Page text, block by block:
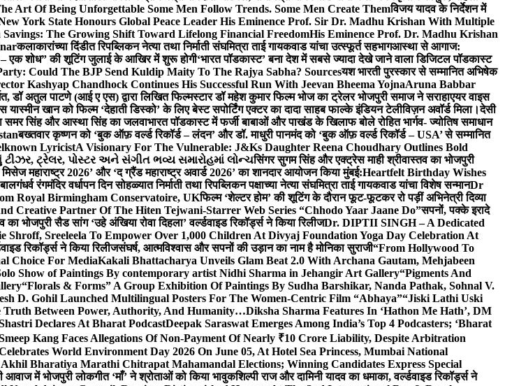
Art Of Being Unforgettable Some Men Follow Trends. Some Men Create Themविजय यादव के निर्देशन में
York State Honours Global Peace Leader His Eminence Prof. Sir Dr. Madhu Krishan With Multiple
The Growing Shift Toward Lifelong Financial FreedomHis Eminence Prof. Dr. Madhu Krishan
कलाकारांच्या दिंडीत रिपब्लिकन नेत्या तथा निर्माती संघमित्रा ताई गायकवाड यांचा उत्स्फूर्त सहभागआस्था से आगाज:
– एक शोध” की शूटिंग जुलाई के आखिर में शुरू होगी‘भारत पॉडकास्ट’ बना देश में सबसे ज्यादा देखे जाने वाला डिजिटल पॉडकास्ट
Could The BJP Send Kuldip Maity To The Rajya Sabha? Sourcesयश भारती पुरस्कार से सम्मानित अभिषेक
Kashyap Chandhock Continues His Successful Run With Jeevan Bheema YojnaAruna Babbar
डॉ अतुल पाटणे (आई ए एस) द्वारा लिखित फिल्मस्टार डॉ महेश कुमार फिल्म भोज का ट्रेलर भोजपुरी समाज ने सराहाएयर वाइस
यास्मीन खान को फिल्म ‘देहाती डिस्को’ के लिए बेस्ट सपोर्टिंग एक्टर का दादा साहब फाल्के इंडियन टेलीविज़न अवॉर्ड मिला।देसी
समर सिंह और आस्था सिंह का जलवाभारत पॉडकास्ट में फर्जी बाबाओं और पाखंड के खिलाफ बोले रोहित भार्गव- ज्योतिष समाधान
बख्तवार कृष्णन को ‘बुक ऑफ़ वर्ल्ड रिकॉर्ड – लंदन’ और डॉ. माधुरी पानमंद को ‘बुक ऑफ़ वर्ल्ड रिकॉर्ड – USA’ से सम्मानित
LyricistA Visionary For The Vulnerable: J&Ks Daughter Reena Choudhary Outlines Bold
ટ્રેલર, પોસ્ટર અને સંગીત ભવ્ય સમારોહમાં લોન્ચसिंगर सुगम सिंह और एक्ट्रेस माही श्रीवास्तव का भोजपुरी
महाराष्ट्र 2026’ और ‘द ग्रैंड महाराष्ट्र अवार्ड 2026’ का शानदार आयोजन किया मुंबई:Heartfelt Birthday Wishes
बालगंधर्व रंगमंदिर वर्धापन दिन सोहळ्यात निर्माती तथा रिपब्लिकन पक्षाच्या नेत्या संघमित्रा ताई गायकवाड यांचा विशेष सन्मानDr
Royal Birmingham Conservatoire, UKफिल्म ‘शेल्टर होम’ की शूटिंग के दौरान फूट-फूटकर रो पड़ीं अभिनेत्री दिव्या
Creative Partner Of The Hiten Tejwani-Starrer Web Series “Chhodo Yaar Jaane Do”सपनों, पक्के इरादे
भोजपुरी सैड सांग ‘उहे अंखिया रोवा दिहला’ वर्ल्डवाइड रिकॉर्ड्स ने किया रिलीजDr. DIPTII SINGH – A Dedicated
Shroff, Sreeleela To Empower Over 1,000 Children At Divyaj Foundation Yoga Day Celebration At
रिकॉर्ड्स ने किया रिलीजसंघर्ष, आत्मविश्वास और सपनों की उड़ान का नाम है मोनिका सुराजी“From Hollywood To
Choice For MediaKakali Bhattacharya Unveils Glam Beat 2.0 With Archana Gautam, Mehjabeen
Show of Paintings By contemporary artist Nidhi Sharma in Jehangir Art Gallery“Pigments And
“Florals & Forms” A Group Exhibition Of Paintings By Sudha Barshikar, Nanda Pathak, Sohnal V.
D. Gohil Launched Multilingual Posters For The Women-Centric Film “Abhaya”“Jiski Lathi Uski
Truth Between Power, Authority, And Humanity…Diksha Sharma Features In ‘Hathon Me Hath’, DM
Declares At Bharat PodcastDeepak Saraswat Emerges Among India’s Top 4 Podcasters; ‘Bharat
Kang Faces Allegations Of Non-Payment Of Nearly ₹10 Crore Liability, Despite Arbitration
World Environment Day 2026 On June 05, At Hotel Sea Princess, Mumbai National
Bharatiya Marathi Chitrapat Mahamandal Elections; Winning Candidates Express Special
आवाज में भोजपुरी लोकगीत ‘माँ’ ने श्रोताओं को किया भावुकशिल्पी राज और दामिनी यादव का धमाका, वर्ल्डवाइड रिकॉर्ड्स ने